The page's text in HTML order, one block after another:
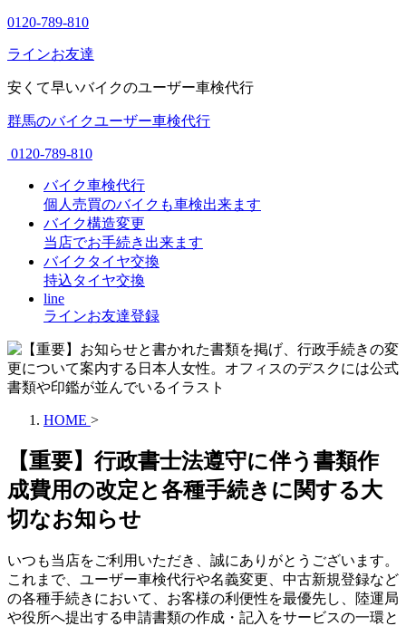
0120-789-810
ラインお友達
安くて早いバイクのユーザー車検代行
群馬のバイクユーザー車検代行
0120-789-810
バイク車検代行
個人売買のバイクも車検出来ます
バイク構造変更
当店でお手続き出来ます
バイクタイヤ交換
持込タイヤ交換
line
ラインお友達登録
HOME >
【重要】行政書士法遵守に伴う書類作
成費用の改定と各種手続きに関する大
切なお知らせ
いつも当店をご利用いただき、誠にありがとうございます。
これまで、ユーザー車検代行や名義変更、中古新規登録など
の各種手続きにおいて、お客様の利便性を最優先し、陸運局
や役所へ提出する申請書類の作成・記入をサービスの一環と